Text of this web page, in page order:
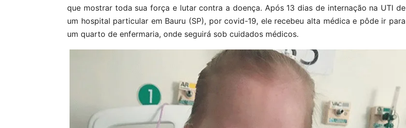
que mostrar toda sua força e lutar contra a doença. Após 13 dias de internação na UTI de
um hospital particular em Bauru (SP), por covid-19, ele recebeu alta médica e pôde ir para
um quarto de enfermaria, onde seguirá sob cuidados médicos.